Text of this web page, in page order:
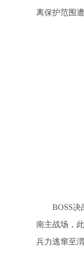
离保护范围
BOSS
南主战场，
兵力逃窜至